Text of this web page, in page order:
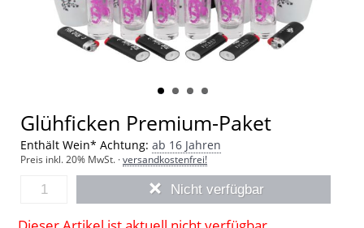
Glühficken Premium-Paket
Enthält Wein* Achtung: ab 16 Jahren
Preis inkl. 20% MwSt. ·versandkostenfrei!
Nicht verfügbar